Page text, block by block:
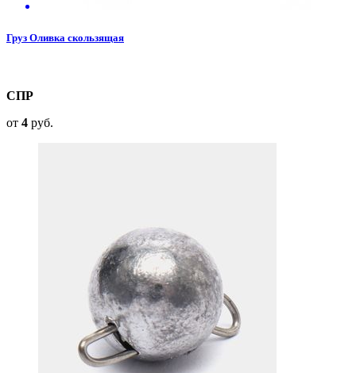
Груз Оливка скользящая
СПР
от 4 руб.